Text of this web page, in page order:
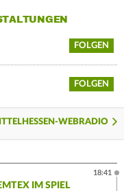
FOLGEN
FOLGEN
WEBRADIO
IM SPIEL
18:41